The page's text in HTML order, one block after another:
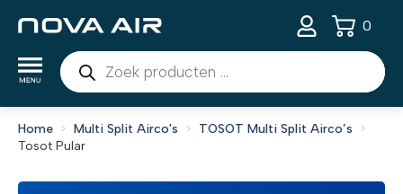
Producten
zoeken
0
Home Multi Split Airco's
TOSOT Multi Split Airco’s
Tosot Pular